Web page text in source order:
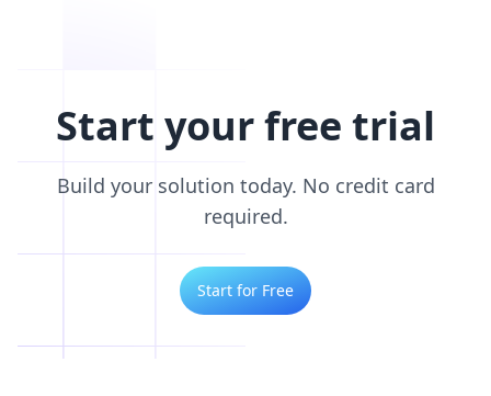
Start your free trial
Build your solution today. No credit card
required.
Start for Free